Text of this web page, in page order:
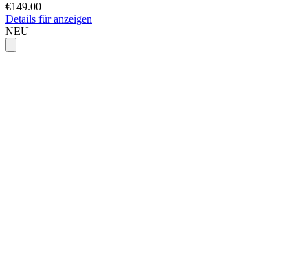
€149.00
Details für anzeigen
NEU